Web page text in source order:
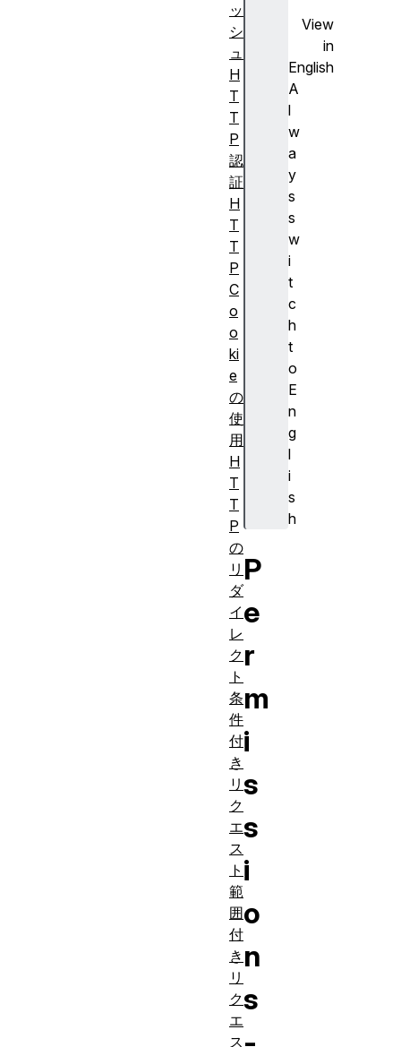
View
in
English
A
l
w
a
y
s
s
w
i
t
c
h
t
o
E
n
g
l
i
s
h
P
e
r
m
i
s
s
i
o
n
s
ッ
シ
ュ
H
T
T
P
認
証
H
T
T
P
C
o
o
ki
e
の
使
用
H
T
T
P
の
リ
ダ
イ
レ
ク
ト
条
件
付
き
リ
ク
エ
ス
ト
範
囲
付
き
リ
ク
エ
ス